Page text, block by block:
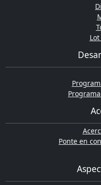
Ponte en